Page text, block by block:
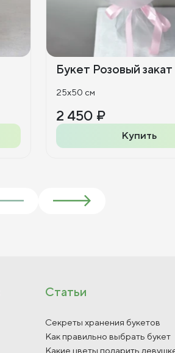
Букет Розовый закат
25x50 см
2 450 ₽
Купить
Статьи
Секреты хранения букетов
Как правильно выбрать букет
Какие цветы подарить